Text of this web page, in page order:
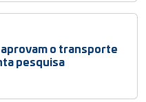
o transporte
pesquisa